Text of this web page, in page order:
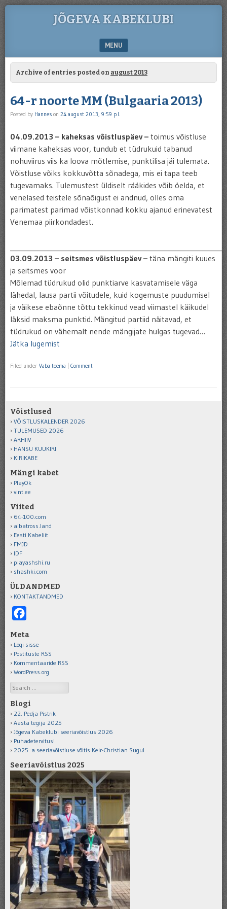
JÕGEVA KABEKLUBI
MENU
SKIP TO CONTENT
Archive of entries posted on august 2013
64-r noorte MM (Bulgaaria 2013)
Posted by Hannes on 24 august 2013, 9:59 p.l.
04.09.2013 – kaheksas võistluspäev – toimus võistluse
viimane kaheksas voor, tundub et tüdrukuid tabanud
nohuviirus viis ka loova mõtlemise, punktilisa jäi tulemata.
Võistluse võiks kokkuvõtta sõnadega, mis ei tapa teeb
tugevamaks. Tulemustest üldiselt rääkides võib öelda, et
venelased teistele sõnaõigust ei andnud, olles oma
parimatest parimad võistkonnad kokku ajanud erinevatest
Venemaa piirkondadest.
03.09.2013 – seitsmes võistluspäev – täna mängiti kuues
ja seitsmes voor
Mõlemad tüdrukud olid punktiarve kasvatamisele väga
lähedal, lausa partii võitudele, kuid kogemuste puudumisel
ja väikese ebaõnne tõttu tekkinud vead viimastel käikudel
läksid maksma punktid. Mängitud partiid näitavad, et
tüdrukud on vähemalt nende mängijate hulgas tugevad…
Jätka lugemist
Filed under Vaba teema Comment
Võistlused
VÕISTLUSKALENDER 2026
TULEMUSED 2026
ARHIIV
HANSU KUUKIRI
KIRIKABE
Mängi kabet
PlayOk
vint.ee
Viited
64-100.com
albatross.land
Eesti Kabeliit
FMJD
IDF
playashshi.ru
shashki.com
ÜLDANDMED
KONTAKTANDMED
Meta
Logi sisse
Postituste RSS
Kommentaaride RSS
WordPress.org
Search
Blogi
22. Pedja Pistrik
Aasta tegija 2025
Jõgeva Kabeklubi seeriavõistlus 2026
Pühadetervitus!
2025. a seeriavõistluse võitis Keir-Christian Sugul
Seeriavõistlus 2025